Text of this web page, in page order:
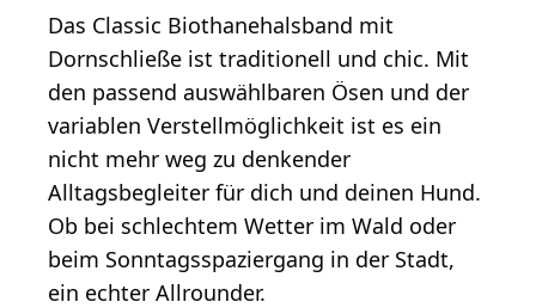
Das Classic Biothanehalsband mit
Dornschließe ist traditionell und chic. Mit
den passend auswählbaren Ösen und der
variablen Verstellmöglichkeit ist es ein
nicht mehr weg zu denkender
Alltagsbegleiter für dich und deinen Hund.
Ob bei schlechtem Wetter im Wald oder
beim Sonntagsspaziergang in der Stadt,
ein echter Allrounder.